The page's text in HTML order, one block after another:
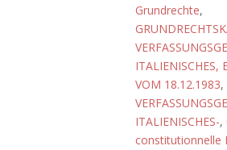
Grundrechte,
ITALIENISCHES,
VOM 18.12.1983,
ITALIENISCHES-,
constitutionnelle